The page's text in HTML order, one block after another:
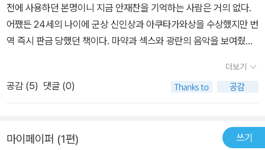
전에 사용하던 본명이니 지금 안재찬을 기억하는 사람은 거의 없다.
어쨌든 24세의 나이에 군상 신인상과 아쿠타가와상을 수상했지만 번
역 즉시 판금 당했던 책이다. 마약과 섹스와 광란의 음악을 보여줬던
나서도 ‘한없이 투명에 가까운 블루’의 이미지만을 상상했던 기억이
떠오른다. 책을 통해 그 세계를 만나고 싶은 욕망보다 상상속의 이미
지가 훨씬 더 강렬했다. 대부분의 사람들이 끝까지 포기할 수 없는 감
나중에 시력을 잃어버린 사람들의 고통을 생각해보면 솔직히 상상조
더보기
공감 (5) 댓글 (0)
마이페이퍼 (1편) 쓰기